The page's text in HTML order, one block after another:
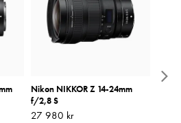
Nikon NIKKOR Z 14-24mm
f/2,8 S
Pris :27 980 kr
27 980 kr